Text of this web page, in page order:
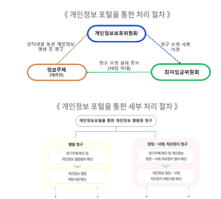
《 개인정보 포털을 통한 처리 절차 》
《 개인정보 포털을 통한 세부 처리 절차 》